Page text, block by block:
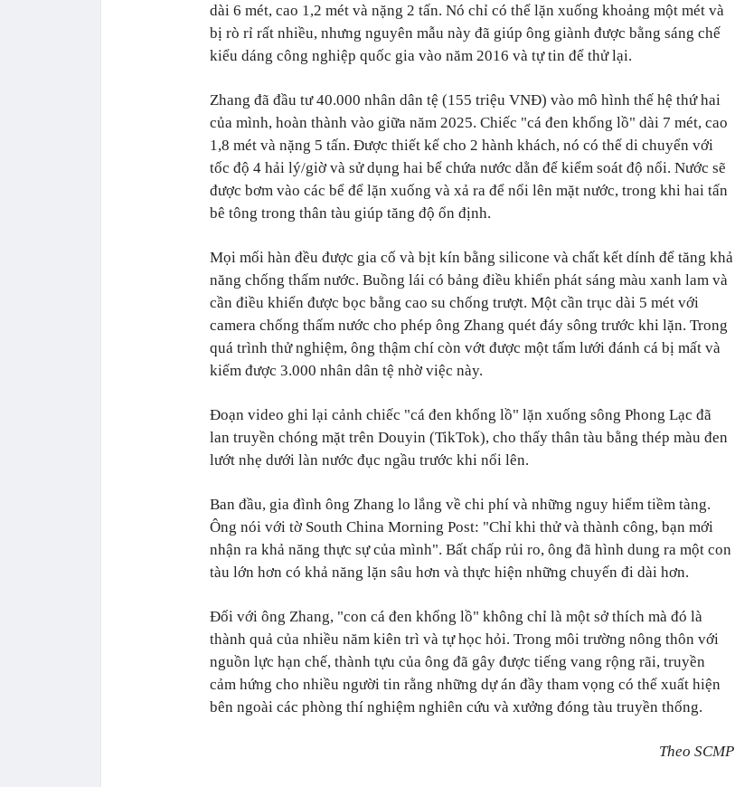
dài 6 mét, cao 1,2 mét và nặng 2 tấn. Nó chỉ có thể lặn xuống khoảng một mét và
bị rò rỉ rất nhiều, nhưng nguyên mẫu này đã giúp ông giành được bằng sáng chế
kiểu dáng công nghiệp quốc gia vào năm 2016 và tự tin để thử lại.
Zhang đã đầu tư 40.000 nhân dân tệ (155 triệu VNĐ) vào mô hình thế hệ thứ hai
của mình, hoàn thành vào giữa năm 2025. Chiếc "cá đen khổng lồ" dài 7 mét, cao
1,8 mét và nặng 5 tấn. Được thiết kế cho 2 hành khách, nó có thể di chuyển với
tốc độ 4 hải lý/giờ và sử dụng hai bể chứa nước dằn để kiểm soát độ nổi. Nước sẽ
được bơm vào các bể để lặn xuống và xả ra để nổi lên mặt nước, trong khi hai tấn
bê tông trong thân tàu giúp tăng độ ổn định.
Mọi mối hàn đều được gia cố và bịt kín bằng silicone và chất kết dính để tăng khả
năng chống thấm nước. Buồng lái có bảng điều khiển phát sáng màu xanh lam và
cần điều khiển được bọc bằng cao su chống trượt. Một cần trục dài 5 mét với
camera chống thấm nước cho phép ông Zhang quét đáy sông trước khi lặn. Trong
quá trình thử nghiệm, ông thậm chí còn vớt được một tấm lưới đánh cá bị mất và
kiếm được 3.000 nhân dân tệ nhờ việc này.
Đoạn video ghi lại cảnh chiếc "cá đen khổng lồ" lặn xuống sông Phong Lạc đã
lan truyền chóng mặt trên Douyin (TikTok), cho thấy thân tàu bằng thép màu đen
lướt nhẹ dưới làn nước đục ngầu trước khi nổi lên.
Ban đầu, gia đình ông Zhang lo lắng về chi phí và những nguy hiểm tiềm tàng.
Ông nói với tờ South China Morning Post: "Chỉ khi thử và thành công, bạn mới
nhận ra khả năng thực sự của mình". Bất chấp rủi ro, ông đã hình dung ra một con
tàu lớn hơn có khả năng lặn sâu hơn và thực hiện những chuyến đi dài hơn.
Đối với ông Zhang, "con cá đen khổng lồ" không chỉ là một sở thích mà đó là
thành quả của nhiều năm kiên trì và tự học hỏi. Trong môi trường nông thôn với
nguồn lực hạn chế, thành tựu của ông đã gây được tiếng vang rộng rãi, truyền
cảm hứng cho nhiều người tin rằng những dự án đầy tham vọng có thể xuất hiện
bên ngoài các phòng thí nghiệm nghiên cứu và xưởng đóng tàu truyền thống.
Theo SCMP